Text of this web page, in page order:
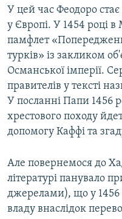
У цей час Феодоро стає
у Європі. У 1454 році
памфлет
турків» із закликом
Османської імперії.
правителів у тексті
У посланні Папи 1456
хрестового походу
допомогу Каффі та
Але повернемося до
літературі панувало
джерелами), що у 1456
владу внаслідок